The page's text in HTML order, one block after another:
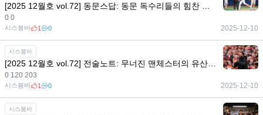
0 0
시스붐바 1 0 2025-12-10
시스붐바
0 120 203
시스붐바 1 0 2025-12-10
시스붐바